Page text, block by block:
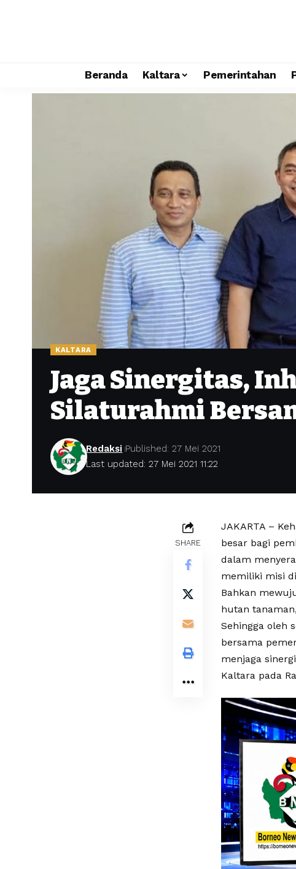
Beranda Kaltara Pemerintahan
KALTARA
Jaga Sinergitas,
Silaturahmi
Last updated: 27 Mei 2021 11:22
Redaksi Published: 27 Mei 2021
SHARE
JAKARTA –
besar bagi
dalam
memiliki misi
Bahkan
hutan
Sehingga oleh
bersama
menjaga
Kaltara pada